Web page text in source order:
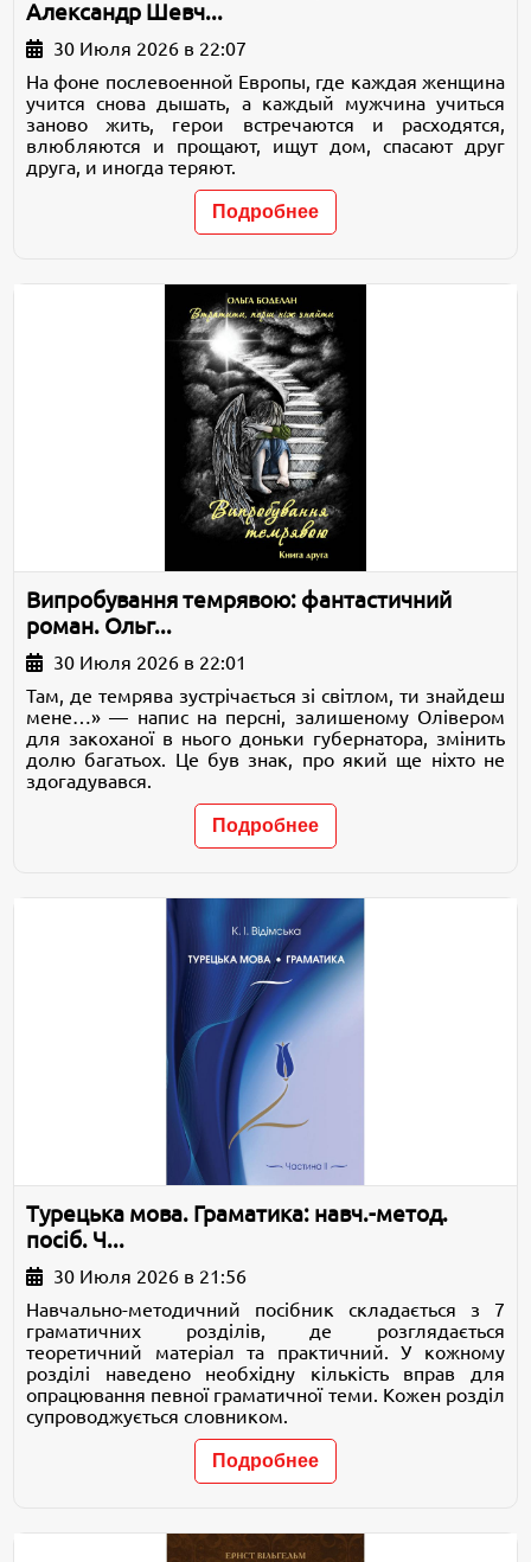
Александр Шевч...
30 Июля 2026 в 22:07
На фоне послевоенной Европы, где каждая женщина
учится снова дышать, а каждый мужчина учиться
заново жить, герои встречаются и расходятся,
влюбляются и прощают, ищут дом, спасают друг
друга, и иногда теряют.
Подробнее
Випробування темрявою: фантастичний
роман. Ольг...
30 Июля 2026 в 22:01
Там, де темрява зустрічається зі світлом, ти знайдеш
мене…» — напис на персні, залишеному Олівером
для закоханої в нього доньки губернатора, змінить
долю багатьох. Це був знак, про який ще ніхто не
здогадувався.
Подробнее
Турецька мова. Граматика: навч.-метод.
посіб. Ч...
30 Июля 2026 в 21:56
Навчально-методичний посібник складається з 7
граматичних розділів, де розглядається
теоретичний матеріал та практичний. У кожному
розділі наведено необхідну кількість вправ для
опрацювання певної граматичної теми. Кожен розділ
супроводжується словником.
Подробнее